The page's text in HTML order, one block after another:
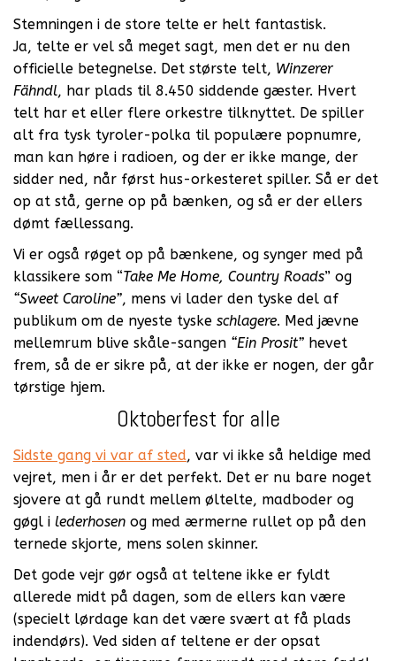
Stemningen i de store telte er helt fantastisk.
Ja, telte er vel så meget sagt, men det er nu den
officielle betegnelse. Det største telt, Winzerer
Fähndl, har plads til 8.450 siddende gæster. Hvert
telt har et eller flere orkestre tilknyttet. De spiller
alt fra tysk tyroler-polka til populære popnumre,
man kan høre i radioen, og der er ikke mange, der
sidder ned, når først hus-orkesteret spiller. Så er det
op at stå, gerne op på bænken, og så er der ellers
dømt fællessang.
Vi er også røget op på bænkene, og synger med på
klassikere som “Take Me Home, Country Roads” og
“Sweet Caroline”, mens vi lader den tyske del af
publikum om de nyeste tyske schlagere. Med jævne
mellemrum blive skåle-sangen “Ein Prosit” hevet
frem, så de er sikre på, at der ikke er nogen, der går
tørstige hjem.
Oktoberfest for alle
Sidste gang vi var af sted, var vi ikke så heldige med
vejret, men i år er det perfekt. Det er nu bare noget
sjovere at gå rundt mellem øltelte, madboder og
gøgl i lederhosen og med ærmerne rullet op på den
ternede skjorte, mens solen skinner.
Det gode vejr gør også at teltene ikke er fyldt
allerede midt på dagen, som de ellers kan være
(specielt lørdage kan det være svært at få plads
indendørs). Ved siden af teltene er der opsat